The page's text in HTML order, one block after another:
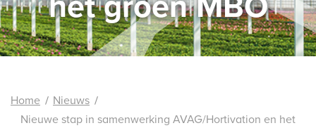
Home
Nieuws
Nieuwe stap in samenwerking AVAG/Hortivation en het